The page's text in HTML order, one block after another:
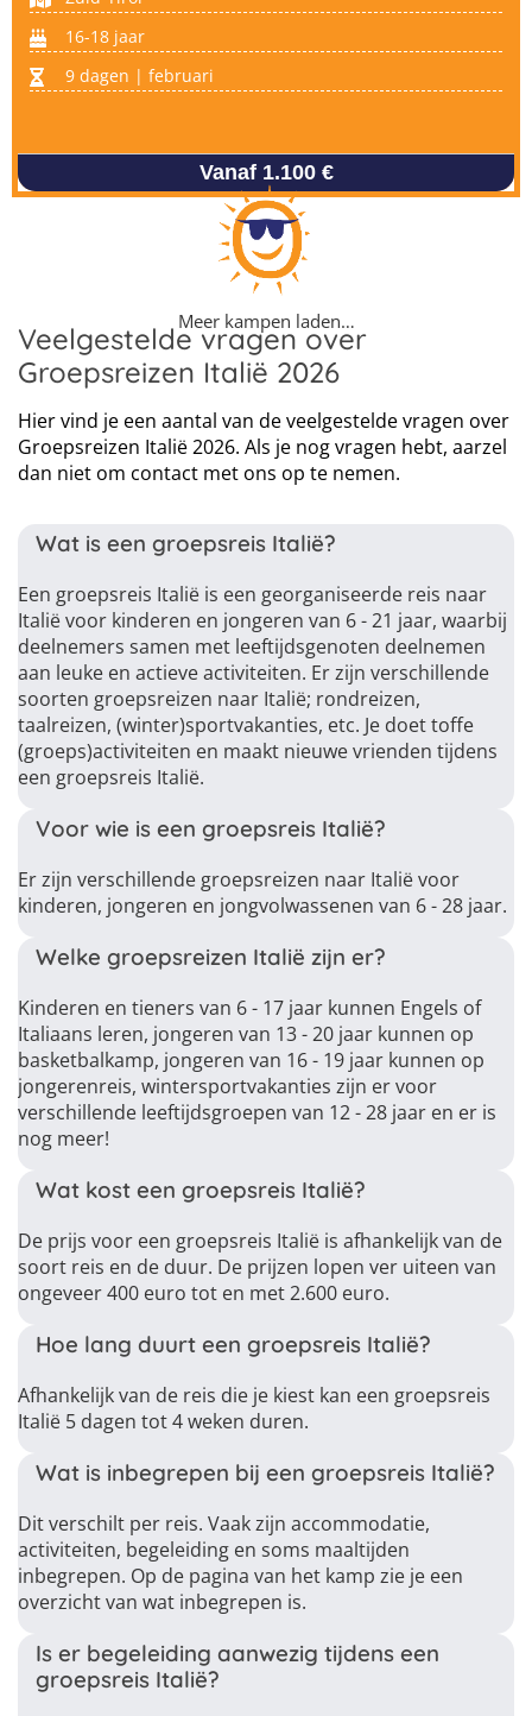
16-18 jaar
9 dagen | februari
Vanaf 1.100 €
Meer kampen laden…
Veelgestelde vragen over
Groepsreizen Italië 2026
Hier vind je een aantal van de veelgestelde vragen over
Groepsreizen Italië 2026. Als je nog vragen hebt, aarzel
dan niet om contact met ons op te nemen.
Wat is een groepsreis Italië?
Een groepsreis Italië is een georganiseerde reis naar
Italië voor kinderen en jongeren van 6 - 21 jaar, waarbij
deelnemers samen met leeftijdsgenoten deelnemen
aan leuke en actieve activiteiten. Er zijn verschillende
soorten groepsreizen naar Italië; rondreizen,
taalreizen, (winter)sportvakanties, etc. Je doet toffe
(groeps)activiteiten en maakt nieuwe vrienden tijdens
een groepsreis Italië.
Voor wie is een groepsreis Italië?
Er zijn verschillende groepsreizen naar Italië voor
kinderen, jongeren en jongvolwassenen van 6 - 28 jaar.
Welke groepsreizen Italië zijn er?
Kinderen en tieners van 6 - 17 jaar kunnen Engels of
Italiaans leren, jongeren van 13 - 20 jaar kunnen op
basketbalkamp, jongeren van 16 - 19 jaar kunnen op
jongerenreis, wintersportvakanties zijn er voor
verschillende leeftijdsgroepen van 12 - 28 jaar en er is
nog meer!
Wat kost een groepsreis Italië?
De prijs voor een groepsreis Italië is afhankelijk van de
soort reis en de duur. De prijzen lopen ver uiteen van
ongeveer 400 euro tot en met 2.600 euro.
Hoe lang duurt een groepsreis Italië?
Afhankelijk van de reis die je kiest kan een groepsreis
Italië 5 dagen tot 4 weken duren.
Wat is inbegrepen bij een groepsreis Italië?
Dit verschilt per reis. Vaak zijn accommodatie,
activiteiten, begeleiding en soms maaltijden
inbegrepen. Op de pagina van het kamp zie je een
overzicht van wat inbegrepen is.
Is er begeleiding aanwezig tijdens een
groepsreis Italië?